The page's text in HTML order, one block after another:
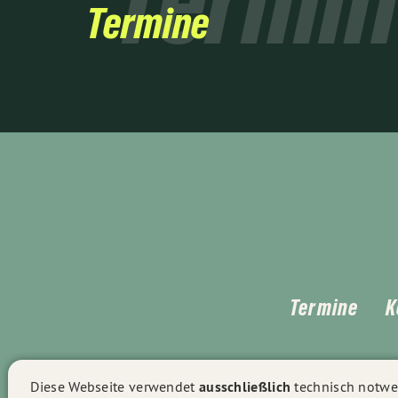
Termine
Termine
Diese Webseite verwendet ausschließlich technisch